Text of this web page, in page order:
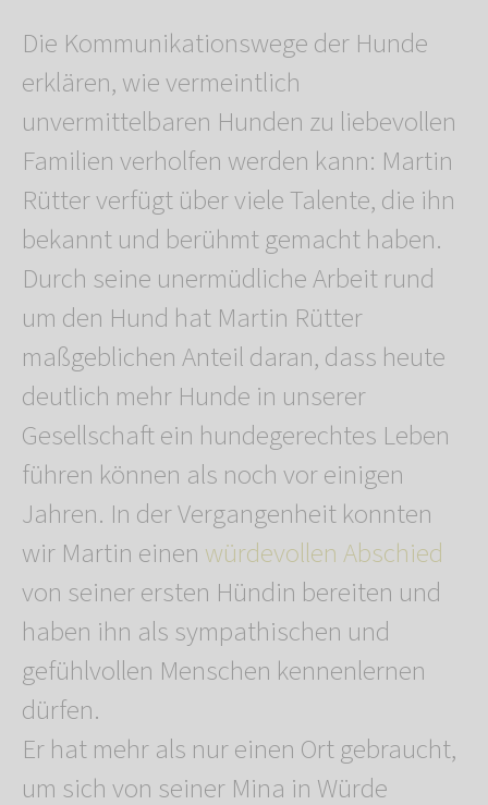
Die Kommunikationswege der Hunde
erklären, wie vermeintlich
unvermittelbaren Hunden zu liebevollen
Familien verholfen werden kann: Martin
Rütter verfügt über viele Talente, die ihn
bekannt und berühmt gemacht haben.
Durch seine unermüdliche Arbeit rund
um den Hund hat Martin Rütter
maßgeblichen Anteil daran, dass heute
deutlich mehr Hunde in unserer
Gesellschaft ein hundegerechtes Leben
führen können als noch vor einigen
Jahren. In der Vergangenheit konnten
wir Martin einen würdevollen Abschied
von seiner ersten Hündin bereiten und
haben ihn als sympathischen und
gefühlvollen Menschen kennenlernen
dürfen.
Er hat mehr als nur einen Ort gebraucht,
um sich von seiner Mina in Würde